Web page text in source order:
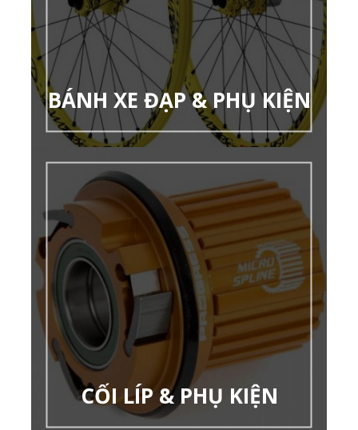
BÁNH XE ĐẠP & PHỤ KIỆN
CỐI LÍP & PHỤ KIỆN